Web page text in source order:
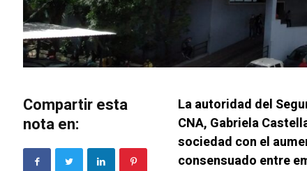
Compartir esta
nota en:
La autoridad del
CNA, Gabriela
sociedad con el
consensuado entre